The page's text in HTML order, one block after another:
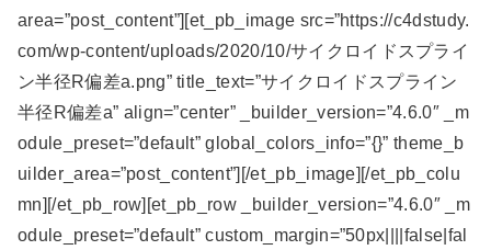
area=”post_content”][et_pb_image src=”https://c4dstudy.
com/wp-content/uploads/2020/10/サイクロイドスプライ
ン半径R偏差a.png” title_text=”サイクロイドスプライン
半径R偏差a” align=”center” _builder_version=”4.6.0″ _m
odule_preset=”default” global_colors_info=”{}” theme_b
uilder_area=”post_content”][/et_pb_image][/et_pb_colu
mn][/et_pb_row][et_pb_row _builder_version=”4.6.0″ _m
odule_preset=”default” custom_margin=”50px||||false|fal